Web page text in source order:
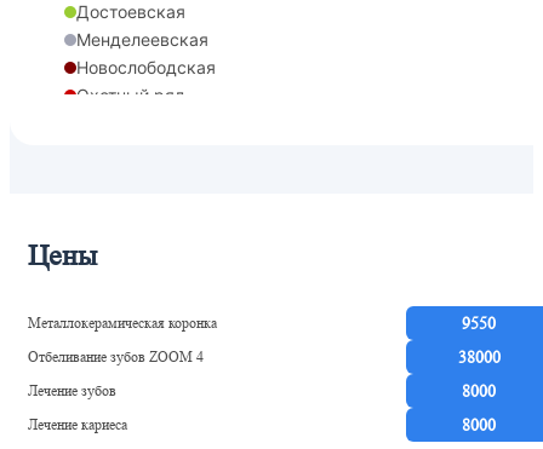
Достоевская
Менделеевская
Новослободская
Охотный ряд
Цены
Металлокерамическая коронка 9550
Отбеливание зубов ZOOM 4 38000
Лечение зубов 8000
Лечение кариеса 8000